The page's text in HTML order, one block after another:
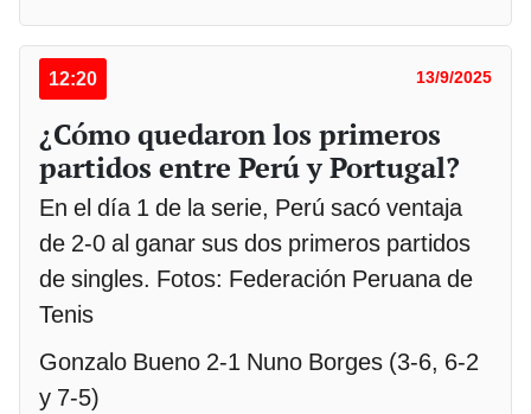
12:20 13/9/2025
¿Cómo quedaron los primeros
partidos entre Perú y Portugal?
En el día 1 de la serie, Perú sacó ventaja
de 2-0 al ganar sus dos primeros partidos
de singles. Fotos: Federación Peruana de
Tenis
Gonzalo Bueno 2-1 Nuno Borges (3-6, 6-2
y 7-5)